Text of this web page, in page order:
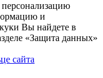
персонализацию
и
Вы найдете в
«Защита данных»
сайта